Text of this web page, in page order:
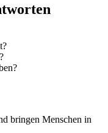
bringen Menschen in